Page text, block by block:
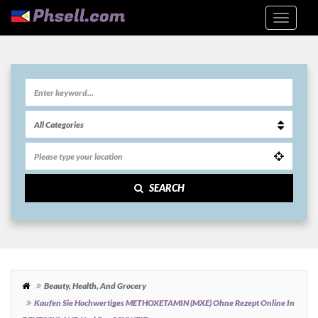
SEARCH
Beauty, Health, And Grocery
Kaufen Sie Hochwertiges METHOXETAMIN (MXE) Ohne Rezept Online In